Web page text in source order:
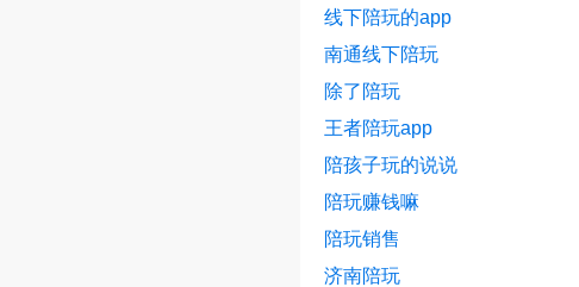
线下陪玩的app
南通线下陪玩
除了陪玩
王者陪玩app
陪孩子玩的说说
陪玩赚钱嘛
陪玩销售
济南陪玩